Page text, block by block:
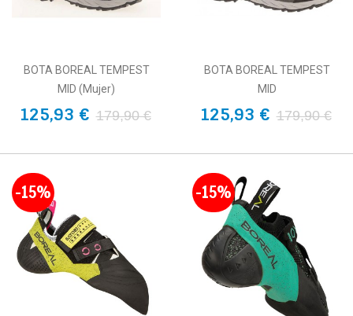
BOTA BOREAL TEMPEST
MID (Mujer)
125,93 € 179,90 €
BOTA BOREAL TEMPEST
MID
125,93 € 179,90 €
-15% -15%